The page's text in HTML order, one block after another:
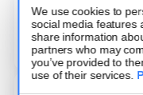
We use cookies to
social media features
share information
partners who may
you’ve provided to
use of their services.